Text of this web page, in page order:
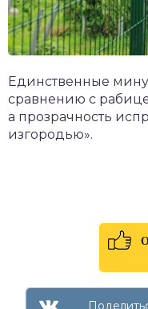
Единственные
сравнению с
а прозрачность
изгородью».